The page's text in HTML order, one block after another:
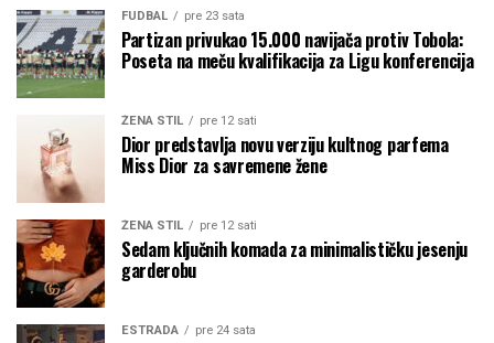
FUDBAL pre 23 sata
Partizan privukao 15.000 navijača protiv Tobola:
Poseta na meču kvalifikacija za Ligu konferencija
ŽENA STIL pre 12 sati
Dior predstavlja novu verziju kultnog parfema
Miss Dior za savremene žene
ŽENA STIL pre 12 sati
Sedam ključnih komada za minimalističku jesenju
garderobu
ESTRADA pre 24 sata